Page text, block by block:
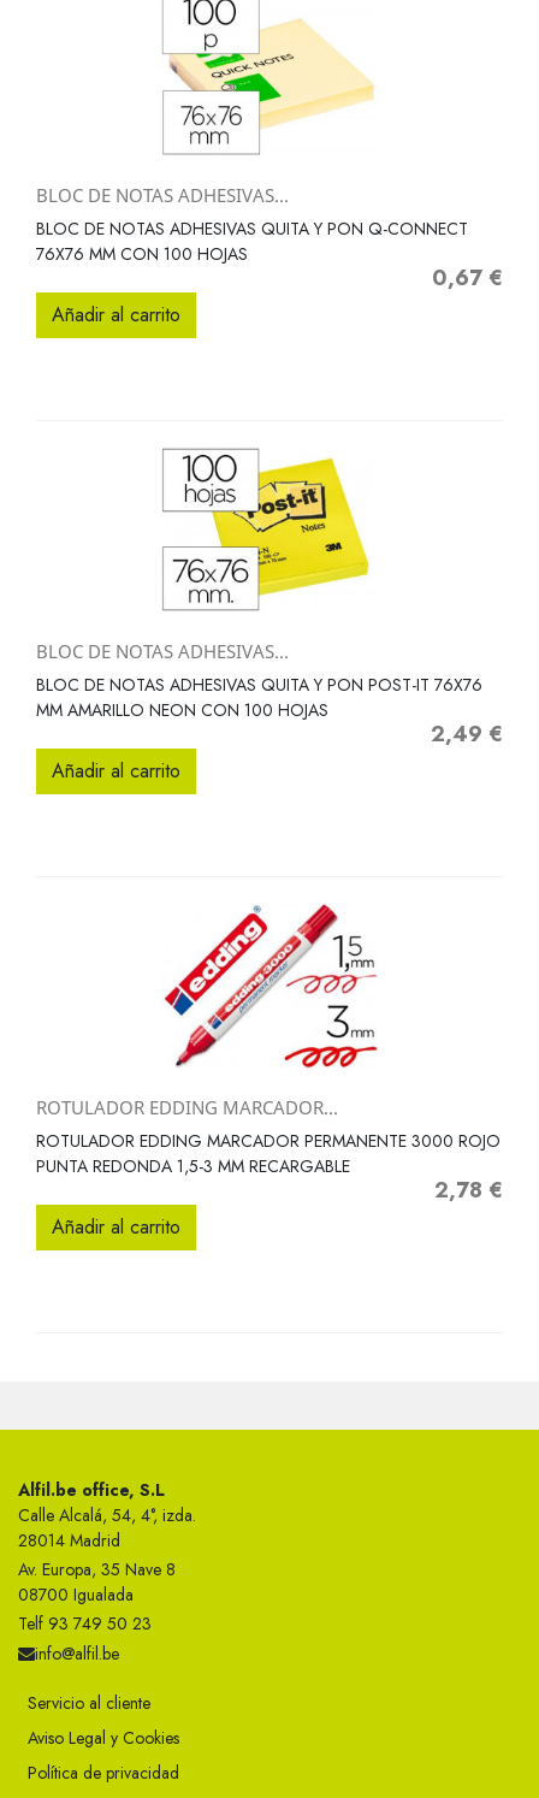
BLOC DE NOTAS ADHESIVAS...
BLOC DE NOTAS ADHESIVAS QUITA Y PON Q-CONNECT
76X76 MM CON 100 HOJAS
Precio
0,67 €
Añadir al carrito
BLOC DE NOTAS ADHESIVAS...
BLOC DE NOTAS ADHESIVAS QUITA Y PON POST-IT 76X76
MM AMARILLO NEON CON 100 HOJAS
Precio
2,49 €
Añadir al carrito
ROTULADOR EDDING MARCADOR...
ROTULADOR EDDING MARCADOR PERMANENTE 3000 ROJO
PUNTA REDONDA 1,5-3 MM RECARGABLE
Precio
2,78 €
Añadir al carrito
Alfil.be office, S.L
Calle Alcalá, 54, 4°, izda.
28014 Madrid
Av. Europa, 35 Nave 8
08700 Igualada
Telf 93 749 50 23
info@alfil.be
Servicio al cliente
Aviso Legal y Cookies
Política de privacidad